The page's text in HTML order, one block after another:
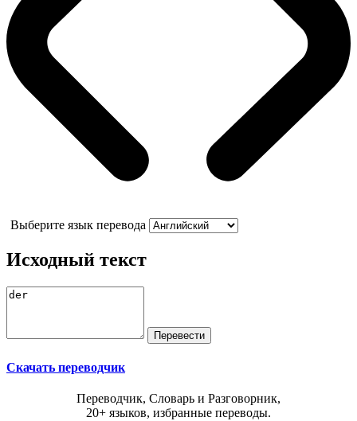
Выберите язык перевода
Исходный текст
Скачать переводчик
Переводчик, Словарь и Разговорник,
20+ языков, избранные переводы.